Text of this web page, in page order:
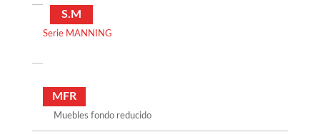
S.M
Serie MANNING
MFR
Muebles fondo reducido